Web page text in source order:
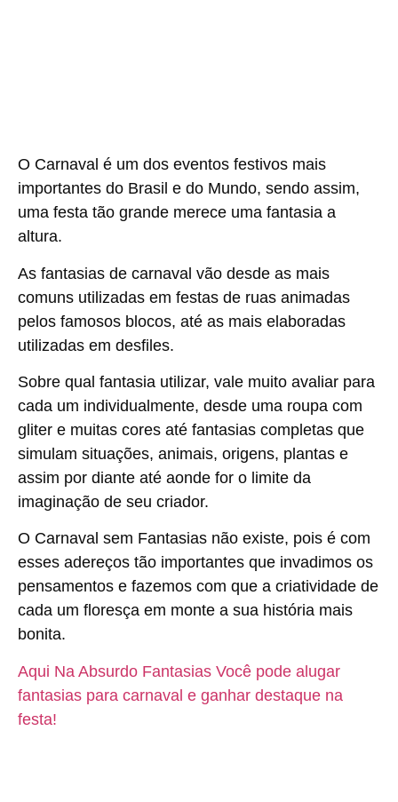
O Carnaval é um dos eventos festivos mais
importantes do Brasil e do Mundo, sendo assim,
uma festa tão grande merece uma fantasia a
altura.
As fantasias de carnaval vão desde as mais
comuns utilizadas em festas de ruas animadas
pelos famosos blocos, até as mais elaboradas
utilizadas em desfiles.
Sobre qual fantasia utilizar, vale muito avaliar para
cada um individualmente, desde uma roupa com
gliter e muitas cores até fantasias completas que
simulam situações, animais, origens, plantas e
assim por diante até aonde for o limite da
imaginação de seu criador.
O Carnaval sem Fantasias não existe, pois é com
esses adereços tão importantes que invadimos os
pensamentos e fazemos com que a criatividade de
cada um floresça em monte a sua história mais
bonita.
Aqui Na Absurdo Fantasias Você pode alugar
fantasias para carnaval e ganhar destaque na
festa!